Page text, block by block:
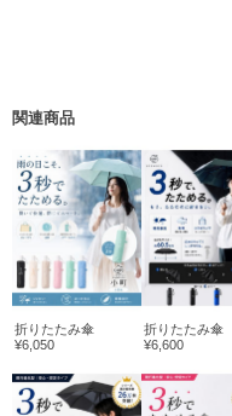
関連商品
折りたたみ傘
¥6,050
折りたたみ傘
¥6,600